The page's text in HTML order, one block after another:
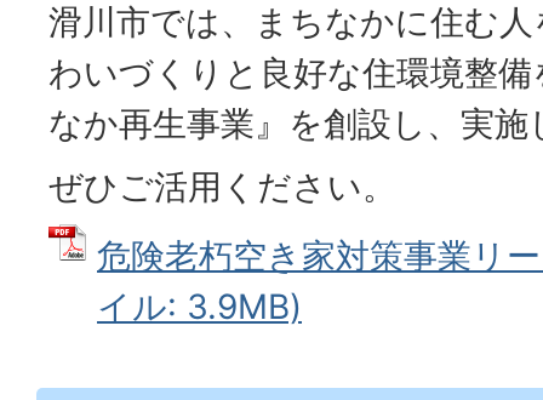
滑川市では、まちなかに住む
わいづくりと良好な住環境整
なか再生事業』を創設し、実
ぜひご活用ください。
危険老朽空き家対策事業リ
イル: 3.9MB)